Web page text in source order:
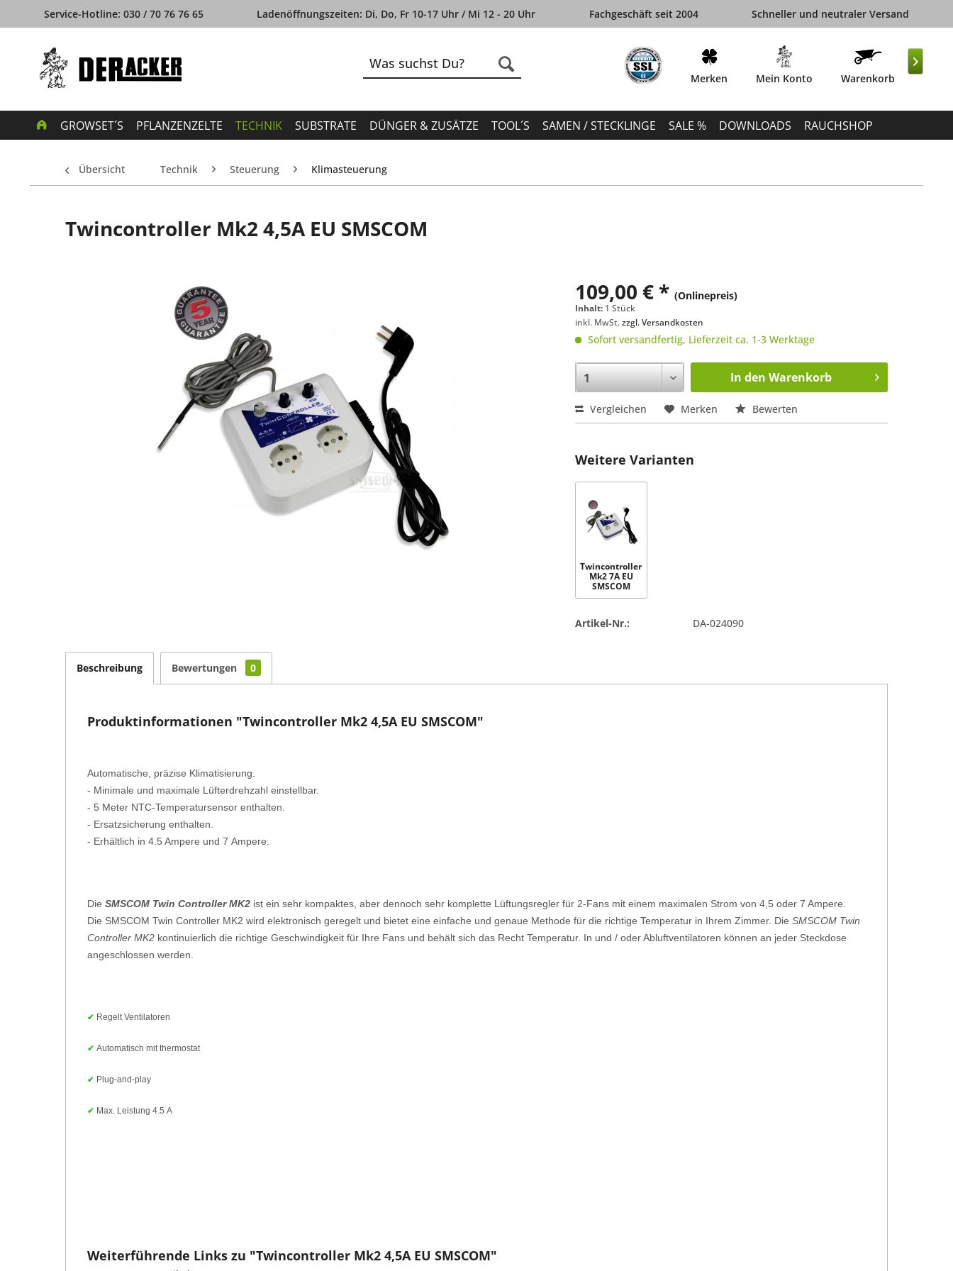
Service-Hotline: 030 / 70 76 76 65 Ladenöffnungszeiten: Di, Do, Fr 10-17 Uhr / Mi 12 - 20 Uhr Fachgeschäft seit 2004 Schneller und neutraler Versand
Merken Mein Konto Warenkorb
GROWSET´S PFLANZENZELTE TECHNIK SUBSTRATE DÜNGER & ZUSÄTZE TOOL´S SAMEN / STECKLINGE SALE % DOWNLOADS RAUCHSHOP

Übersicht Technik Steuerung Klimasteuerung
Twincontroller Mk2 4,5A EU SMSCOM
109,00 € *(Onlinepreis)
Inhalt: 1 Stück
inkl. MwSt.zzgl. Versandkosten
Sofort versandfertig, Lieferzeit ca. 1-3 Werktage
In den Warenkorb
Vergleichen Merken Bewerten
Weitere Varianten
Twincontroller
Mk2 7A EU
SMSCOM
Artikel-Nr.: DA-024090
Beschreibung Bewertungen 0
Produktinformationen "Twincontroller Mk2 4,5A EU SMSCOM"
Automatische, präzise Klimatisierung.
- Minimale und maximale Lüfterdrehzahl einstellbar.
- 5 Meter NTC-Temperatursensor enthalten.
- Ersatzsicherung enthalten.
- Erhältlich in 4.5 Ampere und 7 Ampere
Die SMSCOM Twin Controller MK2 ist ein sehr kompaktes, aber dennoch sehr komplette Lüftungsregler für 2-Fans mit einem maximalen Strom von 4,5 oder 7 Ampere.
Die SMSCOM Twin Controller MK2 wird elektronisch geregelt und bietet eine einfache und genaue Methode für die richtige Temperatur in Ihrem Zimmer. Die SMSCOM Twin
Controller MK2 kontinuierlich die richtige Geschwindigkeit für Ihre Fans und behält sich das Recht Temperatur. In und / oder Abluftventilatoren können an jeder Steckdose
angeschlossen werden.
✔ Regelt Ventilatoren
✔ Automatisch mit thermostat
✔ Plug-and-play
✔ Max. Leistung 4.5 A
Weiterführende Links zu "Twincontroller Mk2 4,5A EU SMSCOM"